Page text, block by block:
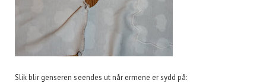
Slik blir genseren seendes ut når ermene er sydd på: